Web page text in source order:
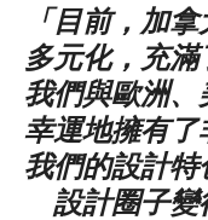
「目前，加
多元化，充滿
我們與歐洲
幸運地擁有了
我們的設計
設計圈子變